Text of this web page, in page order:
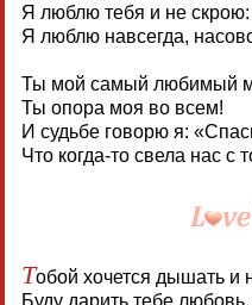
Я люблю тебя и не скрою:
Я люблю навсегда,
Ты мой самый любимый
Ты опора моя во всем!
И судьбе говорю я:
Что когда-то свела нас с
Тобой хочется дышать и
Буду дарить тебе